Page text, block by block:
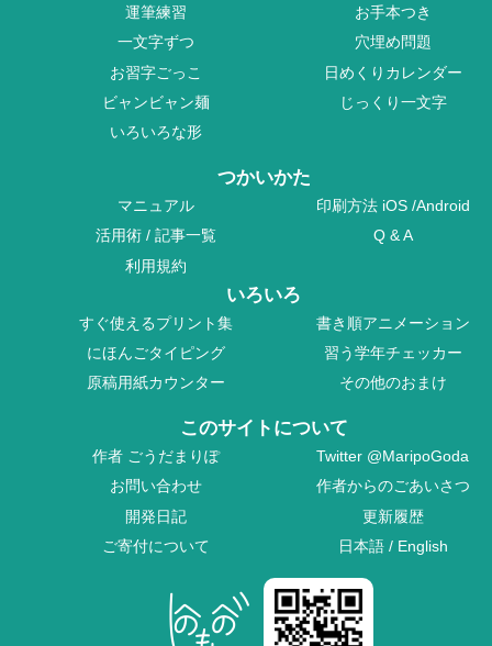
運筆練習
お手本つき
一文字ずつ
穴埋め問題
お習字ごっこ
日めくりカレンダー
ビャンビャン麺
じっくり一文字
いろいろな形
つかいかた
マニュアル 印刷方法 iOS /Android
活用術 /記事一覧
Q & A
利用規約
いろいろ
すぐ使えるプリント集
書き順アニメーション
にほんごタイピング
習う学年チェッカー
原稿用紙カウンター
その他のおまけ
このサイトについて
作者 ごうだまりぽ Twitter @MaripoGoda
お問い合わせ
作者からのごあいさつ
開発日記
更新履歴
ご寄付について
日本語 / English